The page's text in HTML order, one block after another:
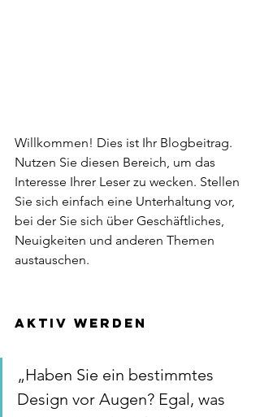
Willkommen! Dies ist Ihr Blogbeitrag.
Nutzen Sie diesen Bereich, um das
Interesse Ihrer Leser zu wecken. Stellen
Sie sich einfach eine Unterhaltung vor,
bei der Sie sich über Geschäftliches,
Neuigkeiten und anderen Themen
austauschen.
Aktiv werden
„Haben Sie ein bestimmtes
Design vor Augen? Egal, was